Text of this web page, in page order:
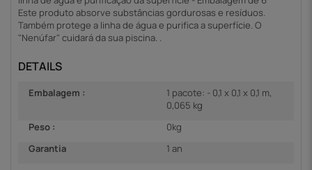
Este produto absorve substâncias gordurosas e resíduos.
Também protege a linha de água e purifica a superfície. O
"Nenúfar" cuidará da sua piscina. .
DETAILS
Embalagem :
1 pacote: - 0,1 x 0,1 x 0,1 m,
0,065 kg
Peso :
0kg
Garantia
1 an